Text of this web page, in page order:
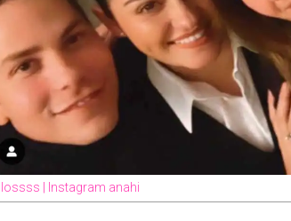
| Instagram anahi